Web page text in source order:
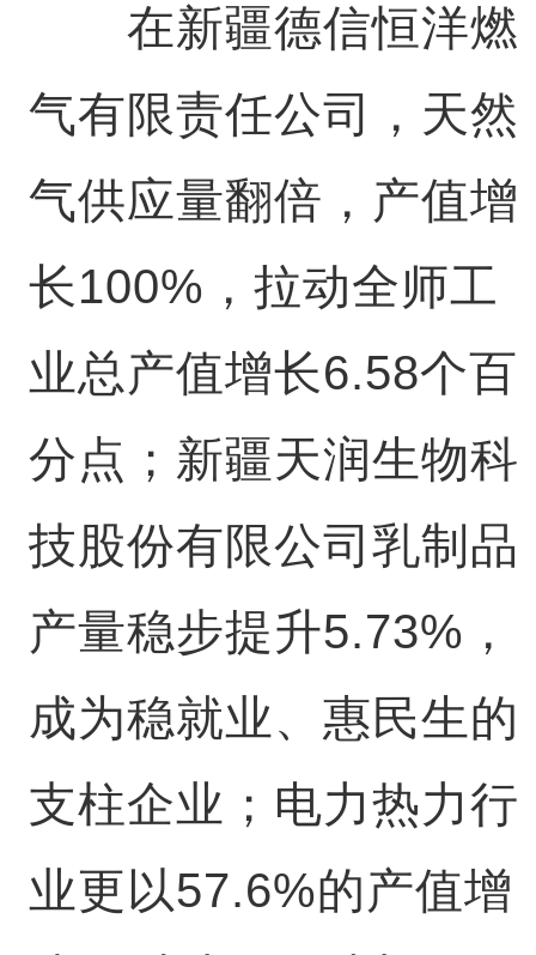
在新疆德信恒洋燃
气有限责任公司，天然
气供应量翻倍，产值增
长100%，拉动全师工
业总产值增长6.58个百
分点；新疆天润生物科
技股份有限公司乳制品
产量稳步提升5.73%，
成为稳就业、惠民生的
支柱企业；电力热力行
业更以57.6%的产值增